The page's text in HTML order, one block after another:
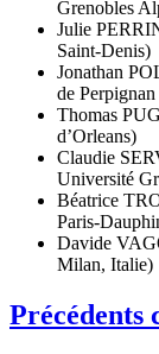
Grenobles
Julie
Saint-Denis)
Jonathan
de
Thomas
d’Orleans)
Claudie
Université
Béatrice
Paris-
Davide
Milan, Italie)
Précédents